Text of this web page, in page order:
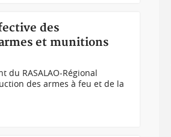
des
et munitions
du RASALAO-Régional
des armes à feu et de la